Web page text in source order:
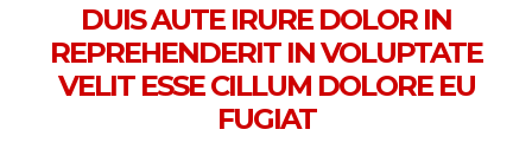
DUIS AUTE IRURE DOLOR IN
REPREHENDERIT IN VOLUPTATE
VELIT ESSE CILLUM DOLORE EU
FUGIAT